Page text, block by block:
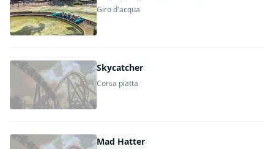
Giro d'acqua
Skycatcher
Corsa piatta
Mad Hatter